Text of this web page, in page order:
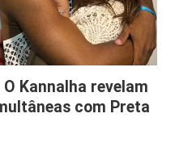
Kannalha revelam
com Preta